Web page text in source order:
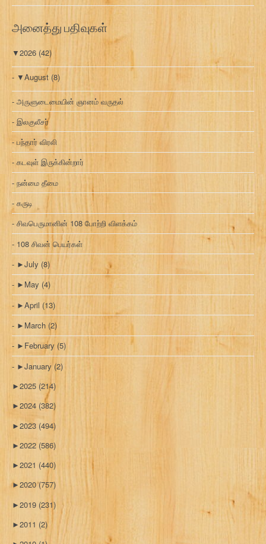
அனைத்து பதிவுகள்
▼2026 (42)
▼August (8)
அருளுடைமையின் ஞானம் வருதல்
இலகுலீசர்
பந்தார் விரலி
கடவுள் இருக்கின்றார்
நன்மை தீமை
கருடி
சிவபெருமானின் 108 போற்றி விளக்கம்
108 சிவன் பெயர்கள்
►July (8)
► May (4)
►April (13)
► March (2)
► February (5)
►January(2)
►2025 (214)
►2024 (382)
►2023 (494)
►2022 (586)
►2021 (440)
►2020(757)
►2019 (231)
►2011 (2)